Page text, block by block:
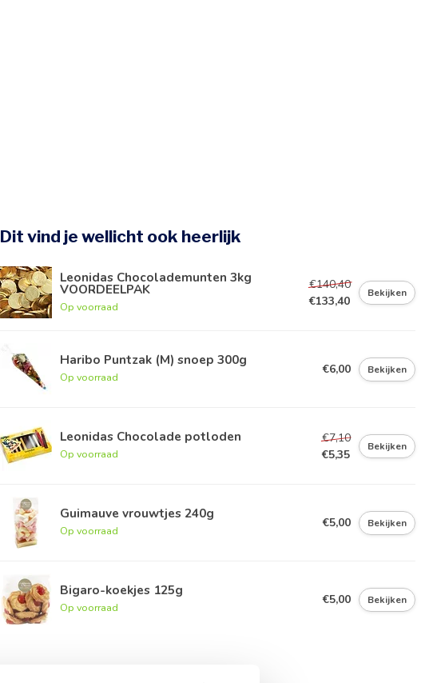
Dit vind je wellicht ook heerlijk
Leonidas Chocolademunten 3kg
VOORDEELPAK
Op voorraad
€140,40
€133,40
Bekijken
Haribo Puntzak (M) snoep 300g
Op voorraad
€6,00 Bekijken
Leonidas Chocolade potloden
Op voorraad
€7,10
€5,35
Bekijken
Guimauve vrouwtjes 240g
Op voorraad
€5,00 Bekijken
Bigaro-koekjes 125g
Op voorraad
€5,00 Bekijken